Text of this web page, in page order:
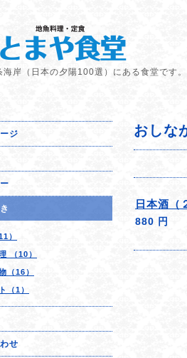
海岸（日本の夕陽100選）にある食堂です。
おしな
日本酒（
880 円
ジ
）
（10）
（16）
（1）
せ